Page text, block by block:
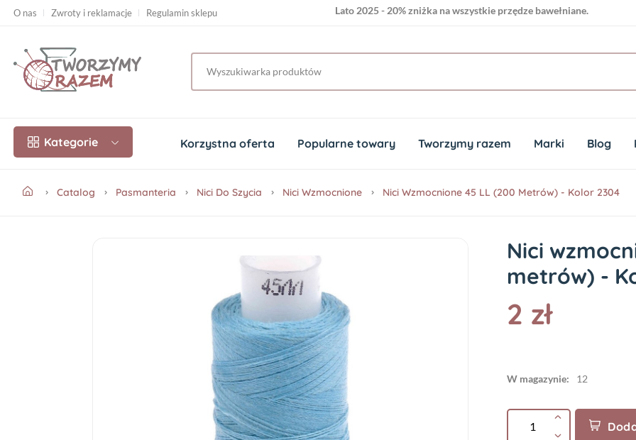
O nas Zwroty i reklamacje Regulamin sklepu Lato 2025 - 20% zniżka na wszystkie przędze bawełniane.
Kategorie Korzystna oferta Popularne towary Tworzymy razem Marki Blog
Catalog Pasmanteria Nici Do Szycia Nici Wzmocnione Nici Wzmocnione 45 LL (200 Metrów) - Kolor 2304
Nici
metrów) -
2 zł
W magazynie: 12